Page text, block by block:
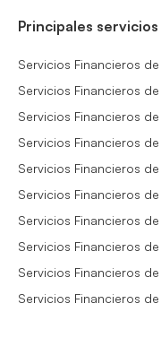
Principales
Servicios Financieros
Servicios Financieros
Servicios Financieros
Servicios Financieros
Servicios Financieros
Servicios Financieros
Servicios Financieros
Servicios Financieros
Servicios Financieros
Servicios Financieros